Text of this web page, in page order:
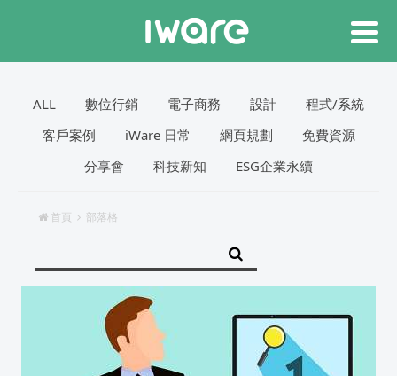
ALL 數位行銷 電子商務 設計
程式/系統
客戶案例
iWare 日常 網頁規劃
免費資源
分享會
科技新知 ESG企業永續
首頁 部落格